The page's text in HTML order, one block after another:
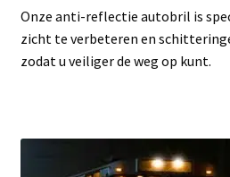
Onze anti-reflectie autobril is
zicht te verbeteren en
zodat u veiliger de weg op kunt.